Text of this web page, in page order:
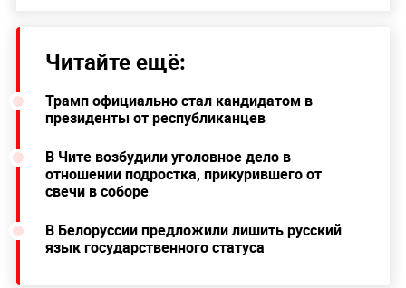
Читайте ещё:
Трамп официально стал кандидатом в
президенты от республиканцев
В Чите возбудили уголовное дело в
отношении подростка, прикурившего от
свечи в соборе
В Белоруссии предложили лишить русский
язык государственного статуса